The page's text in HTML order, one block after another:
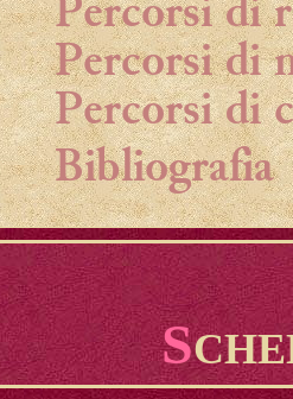
Percorsi di
Percorsi di
Percorsi di
Bibliografia
S